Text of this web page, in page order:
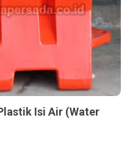
Isi Air (Water